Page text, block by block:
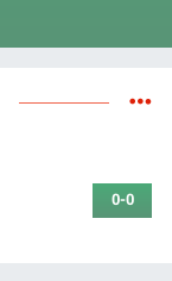
0-0